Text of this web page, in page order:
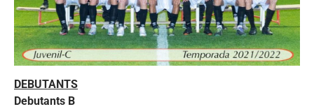
DEBUTANTS
Debutants B